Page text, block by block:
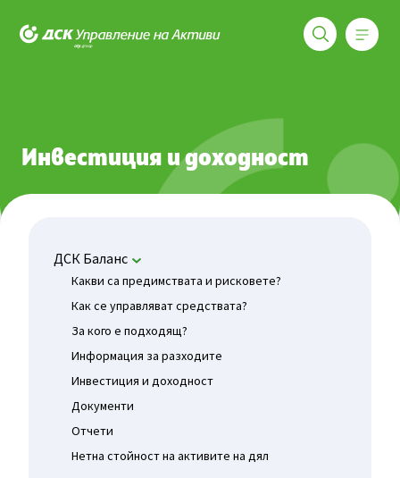
Инвестиция и доходност
ДСК Баланс
Какви са предимствата и рисковете?
Как се управляват средствата?
За кого е подходящ?
Информация за разходите
Инвестиция и доходност
Документи
Отчети
Нетна стойност на активите на дял